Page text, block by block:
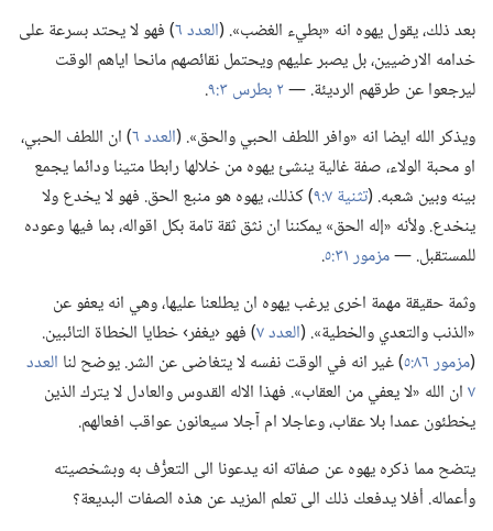
بعد ذلك،‏ يقول يهوه انه «بطيء الغضب».‏ (‏العدد ٦ ‏)‏ فهو لا يحتد بسرعة على
خدامه الارضيين،‏ بل يصبر عليهم ويحتمل نقائصهم مانحا اياهم الوقت
ليرجعوا عن طرقهم الرديئة.‏ —‏٢ بطرس ٣:‏٩
‏.‏
ويذكر الله ايضا انه «وافر اللطف الحبي والحق».‏ (‏العدد ٦ ‏)‏ ان اللطف الحبي،‏
او محبة الولاء،‏ صفة غالية ينشئ يهوه من خلالها رابطا متينا ودائما يجمع
بينه وبين شعبه.‏ (‏تثنية ٧:‏٩
‏)‏ كذلك،‏ يهوه هو منبع الحق.‏ فهو لا يخدع ولا
ينخدع.‏ ولأنه «إله الحق» يمكننا ان نثق ثقة تامة بكل اقواله،‏ بما فيها وعوده
للمستقبل.‏ —‏مزمور ٣١:‏٥
‏.‏
وثمة حقيقة مهمة اخرى يرغب يهوه ان يطلعنا عليها،‏ وهي انه يعفو عن
«الذنب والتعدي والخطية».‏ (‏العدد ٧ ‏)‏ فهو ‹يغفر› خطايا الخطاة التائبين.‏
(‏مزمور ٨٦:‏٥ ‏)‏ غير انه في الوقت نفسه لا يتغاضى عن الشر.‏ يوضح لنا العدد
٧ان الله «لا يعفي من العقاب».‏ فهذا الاله القدوس والعادل لا يترك الذين
يخطئون عمدا بلا عقاب،‏ وعاجلا ام آجلا سيعانون عواقب افعالهم.‏
يتضح مما ذكره يهوه عن صفاته انه يدعونا الى التعرُّف به وبشخصيته
وأعماله.‏ أفلا يدفعك ذلك الى تعلم المزيد عن هذه الصفات البديعة؟‏